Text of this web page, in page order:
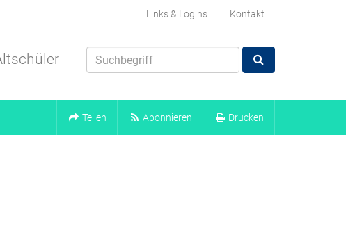
Links & Logins Kontakt
Teilen Abonnieren Drucken